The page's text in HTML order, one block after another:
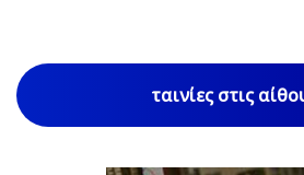
ταινίες στις